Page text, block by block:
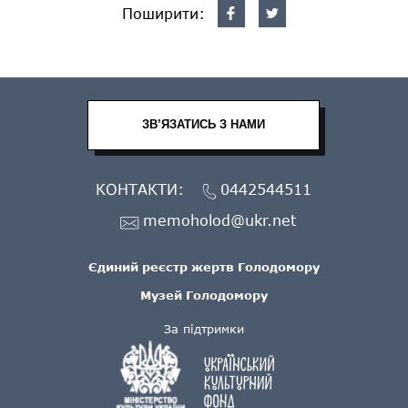
Поширити:
За підтримки
Єдиний реєстр жертв Голодомору
Музей Голодомору
ЗВ’ЯЗАТИСЬ З НАМИ
КОНТАКТИ:
0442544511
memoholod@ukr.net